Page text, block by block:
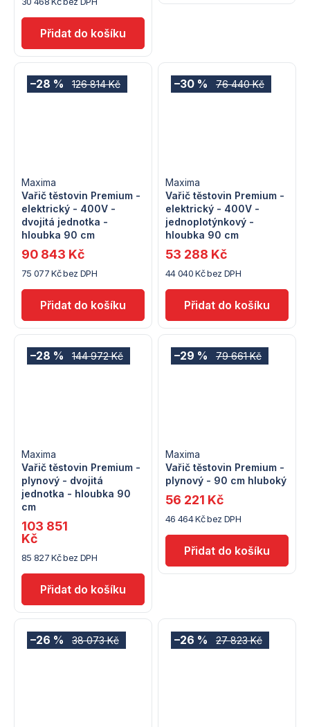
126 814 Kč
–28 %
Vařič těstovin Premium -
elektrický - 400V -
dvojitá jednotka -
hloubka 90 cm
Maxima
75 077 Kč bez DPH
90 843 Kč
76 440 Kč
–30 %
Vařič těstovin Premium -
elektrický - 400V -
jednoplotýnkový -
hloubka 90 cm
Maxima
44 040 Kč bez DPH
53 288 Kč
144 972 Kč
–28 %
Vařič těstovin Premium -
plynový - dvojitá
jednotka - hloubka 90
cm
Maxima
85 827 Kč bez DPH
103 851
Kč
79 661 Kč
–29 %
Vařič těstovin Premium -
plynový - 90 cm hluboký
Maxima
46 464 Kč bez DPH
56 221 Kč
38 073 Kč
–26 % 27 823 Kč
–26 %